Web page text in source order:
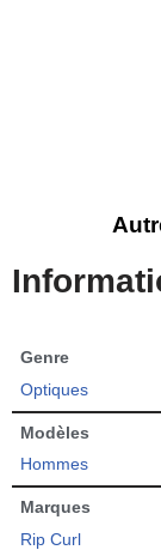
Genre
Optiques
Modèles
Hommes
Marques
Rip Curl